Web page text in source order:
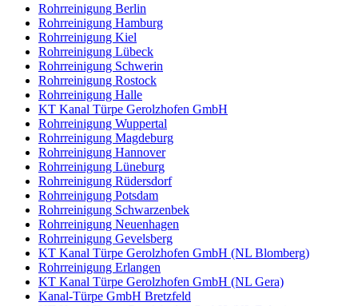
Rohrreinigung Berlin
Rohrreinigung Hamburg
Rohrreinigung Kiel
Rohrreinigung Lübeck
Rohrreinigung Schwerin
Rohrreinigung Rostock
Rohrreinigung Halle
KT Kanal Türpe Gerolzhofen GmbH
Rohrreinigung Wuppertal
Rohrreinigung Magdeburg
Rohrreinigung Hannover
Rohrreinigung Lüneburg
Rohrreinigung Rüdersdorf
Rohrreinigung Potsdam
Rohrreinigung Schwarzenbek
Rohrreinigung Neuenhagen
Rohrreinigung Gevelsberg
KT Kanal Türpe Gerolzhofen GmbH (NL Blomberg)
Rohrreinigung Erlangen
KT Kanal Türpe Gerolzhofen GmbH (NL Gera)
Kanal-Türpe GmbH Bretzfeld